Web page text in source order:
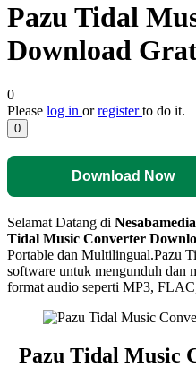
Pazu Tidal
Download
0
Please log in orregisterto do it.
0
Download Now
Selamat Datang di
Tidal Music Converter
Portable dan Multilingual.Pazu
software untuk mengunduh dan
format audio seperti MP3,
Pazu Tidal Music